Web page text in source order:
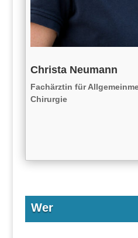
Christa Neumann
Fachärztin für
Chirurgie
Wer